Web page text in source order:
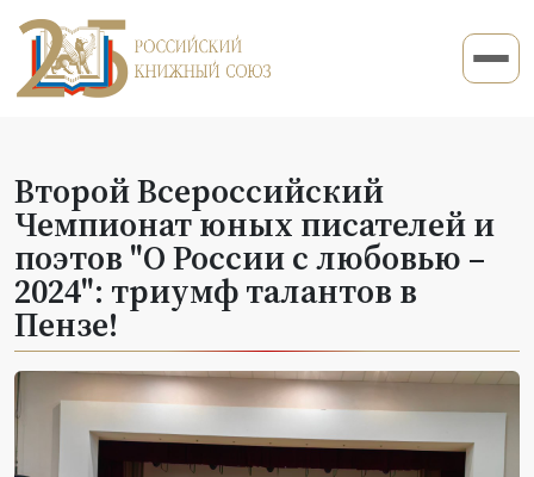
Второй Всероссийский
Чемпионат юных писателей и
поэтов "О России с любовью –
2024": триумф талантов в
Пензе!